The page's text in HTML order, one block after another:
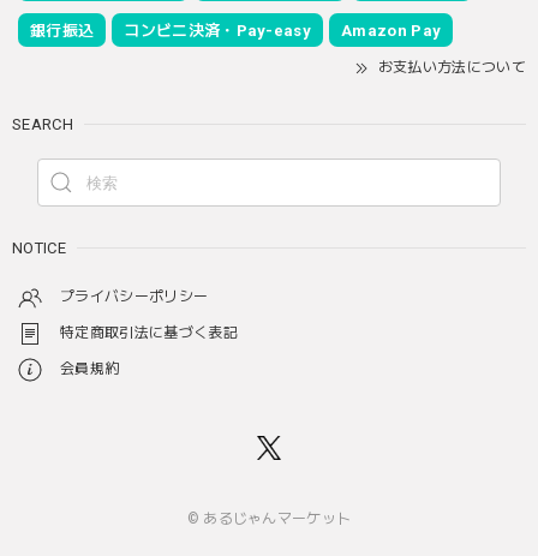
銀行振込 コンビニ決済・Pay-easy Amazon Pay
お支払い方法について
SEARCH
NOTICE
プライバシーポリシー
特定商取引法に基づく表記
会員規約
© あるじゃんマーケット